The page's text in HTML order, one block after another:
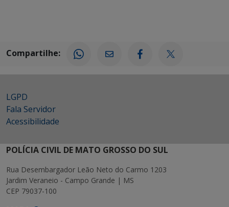
Compartilhe:
LGPD
Fala Servidor
Acessibilidade
POLÍCIA CIVIL DE MATO GROSSO DO SUL
Rua Desembargador Leão Neto do Carmo 1203
Jardim Veraneio - Campo Grande | MS
CEP 79037-100